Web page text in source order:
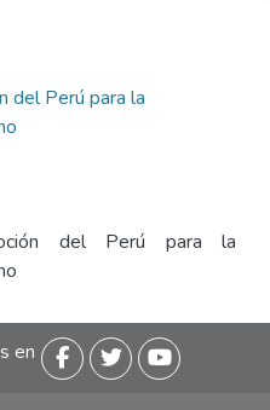
del Perú para la
del Perú para la
en